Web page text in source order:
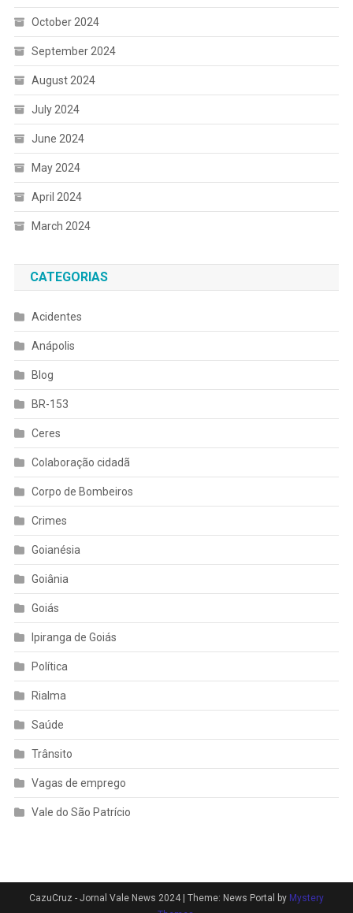
October 2024
September 2024
August 2024
July 2024
June 2024
May 2024
April 2024
March 2024
CATEGORIAS
Acidentes
Anápolis
Blog
BR-153
Ceres
Colaboração cidadã
Corpo de Bombeiros
Crimes
Goianésia
Goiânia
Goiás
Ipiranga de Goiás
Política
Rialma
Saúde
Trânsito
Vagas de emprego
Vale do São Patrício
CazuCruz - Jornal Vale News 2024 | Theme: News Portal by Mystery